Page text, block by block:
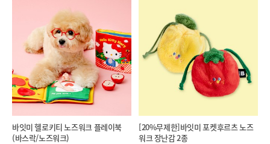
바잇미 헬로키티 노즈워크 플레이북
(바스락/노즈워크)
[20%무제한]바잇미 포켓후르츠 노즈
워크 장난감 2종